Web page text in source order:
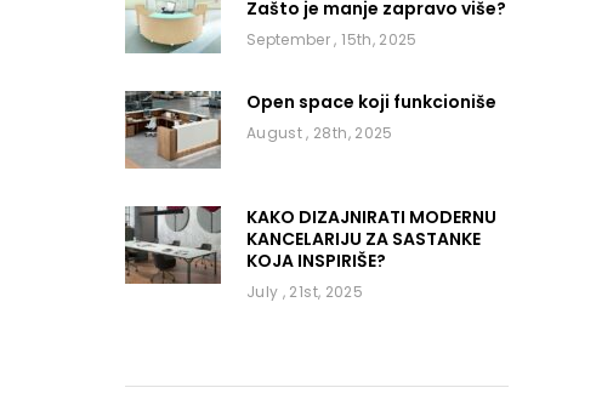
Zašto je manje zapravo više?
September , 15th, 2025
Open space koji funkcioniše
August , 28th, 2025
KAKO DIZAJNIRATI MODERNU
KANCELARIJU ZA SASTANKE
KOJA INSPIRIŠE?
July , 21st, 2025